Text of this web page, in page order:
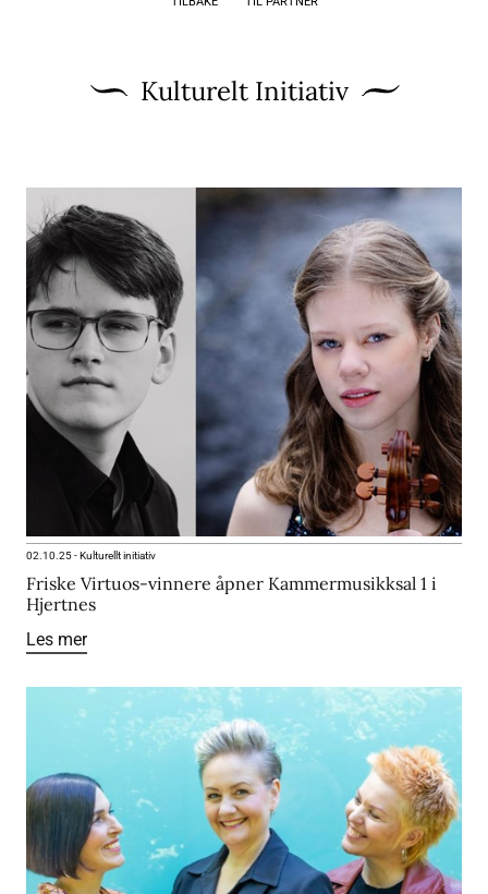
Kulturelt Initiativ
02.10.25-Kulturellt initiativ
Friske Virtuos-vinnere åpner Kammermusikksal 1 i
Hjertnes
Les mer